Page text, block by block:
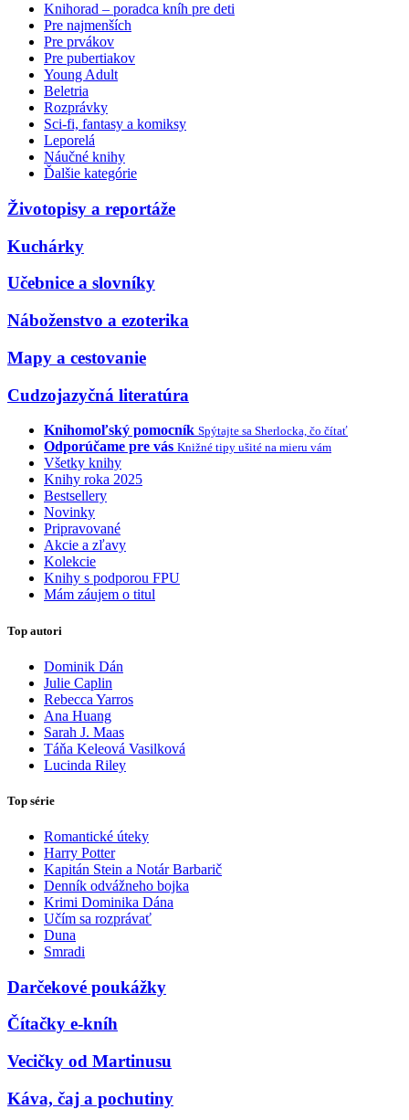
Knihorad – poradca kníh pre deti
Pre najmenších
Pre prvákov
Pre pubertiakov
Young Adult
Beletria
Rozprávky
Sci-fi, fantasy a komiksy
Leporelá
Náučné knihy
Ďalšie kategórie
Životopisy a reportáže
Kuchárky
Učebnice a slovníky
Náboženstvo a ezoterika
Mapy a cestovanie
Cudzojazyčná literatúra
Knihomoľský pomocník Spýtajte sa Sherlocka, čo čítať
Odporúčame pre vás Knižné tipy ušité na mieru vám
Všetky knihy
Knihy roka 2025
Bestsellery
Novinky
Pripravované
Akcie a zľavy
Kolekcie
Knihy s podporou FPU
Mám záujem o titul
Top autori
Dominik Dán
Julie Caplin
Rebecca Yarros
Ana Huang
Sarah J. Maas
Táňa Keleová Vasilková
Lucinda Riley
Top série
Romantické úteky
Harry Potter
Kapitán Stein a Notár Barbarič
Denník odvážneho bojka
Krimi Dominika Dána
Učím sa rozprávať
Duna
Smradi
Darčekové poukážky
Čítačky e-kníh
Vecičky od Martinusu
Káva, čaj a pochutiny